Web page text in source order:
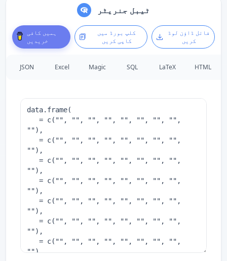
ٹیبل جنریٹر
ہمیں کافی
خریدیں
کلپ بورڈ میں
کاپی کریں
فائل ڈاؤن لوڈ
کریں
JSON Excel Magic SQL LaTeX HTML